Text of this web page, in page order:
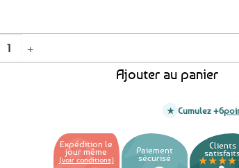
de Poiré breton artisanal – 75cl
Ajouter au panier
Cumulez +6
Expédition le
jour même
(voir conditions)
Paiement
sécurisé
Clients